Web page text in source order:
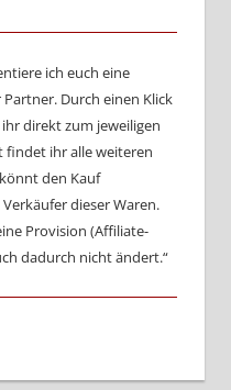
ich euch eine
Durch einen Klick
direkt zum jeweiligen
findet ihr alle weiteren
den Kauf
dieser Waren.
Provision (Affiliate-
dadurch nicht ändert.“